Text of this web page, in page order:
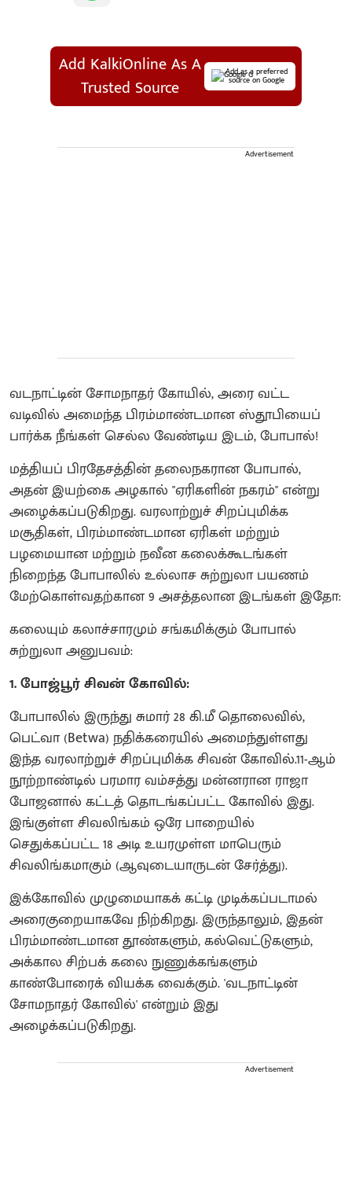
Add KalkiOnline As A
Trusted Source
Add as a preferred
source on Google
Advertisement
வடநாட்டின் சோமநாதர் கோயில், அரை வட்ட
வடிவில் அமைந்த பிரம்மாண்டமான ஸ்தூபியைப்
பார்க்க நீங்கள் செல்ல வேண்டிய இடம், போபால்!
மத்தியப் பிரதேசத்தின் தலைநகரான போபால்,
அதன் இயற்கை அழகால் "ஏரிகளின் நகரம்" என்று
அழைக்கப்படுகிறது. வரலாற்றுச் சிறப்புமிக்க
மசூதிகள், பிரம்மாண்டமான ஏரிகள் மற்றும்
பழமையான மற்றும் நவீன கலைக்கூடங்கள்
நிறைந்த போபாலில் உல்லாச சுற்றுலா பயணம்
மேற்கொள்வதற்கான 9 அசத்தலான இடங்கள் இதோ:
கலையும் கலாச்சாரமும் சங்கமிக்கும் போபால்
சுற்றுலா அனுபவம்:
1. போஜ்பூர் சிவன் கோவில்:
போபாலில் இருந்து சுமார் 28 கி.மீ தொலைவில்,
பெட்வா (Betwa) நதிக்கரையில் அமைந்துள்ளது
இந்த வரலாற்றுச் சிறப்புமிக்க சிவன் கோவில்.11-ஆம்
நூற்றாண்டில் பரமார வம்சத்து மன்னரான ராஜா
போஜனால் கட்டத் தொடங்கப்பட்ட கோவில் இது.
இங்குள்ள சிவலிங்கம் ஒரே பாறையில்
செதுக்கப்பட்ட 18 அடி உயரமுள்ள மாபெரும்
சிவலிங்கமாகும் (ஆவுடையாருடன் சேர்த்து).
இக்கோவில் முழுமையாகக் கட்டி முடிக்கப்படாமல்
அரைகுறையாகவே நிற்கிறது. இருந்தாலும், இதன்
பிரம்மாண்டமான தூண்களும், கல்வெட்டுகளும்,
அக்கால சிற்பக் கலை நுணுக்கங்களும்
காண்போரைக் வியக்க வைக்கும். 'வடநாட்டின்
சோமநாதர் கோவில்' என்றும் இது
அழைக்கப்படுகிறது.
Advertisement